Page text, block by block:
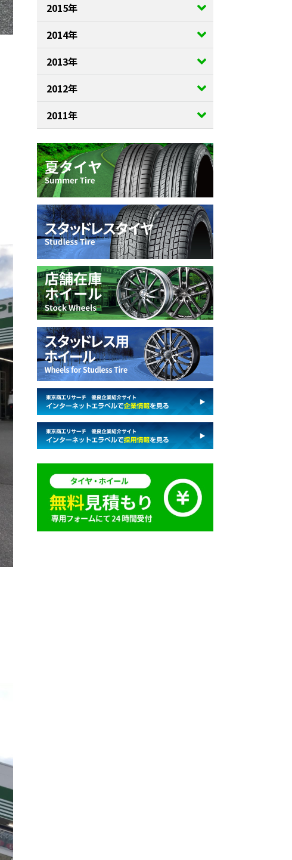
2015年
2014年
2013年
2012年
2011年